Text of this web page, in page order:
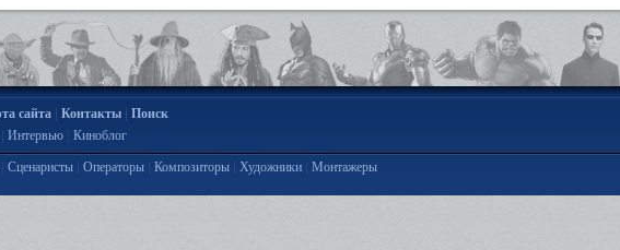
сайта| Контакты| Поиск
Интервью| Киноблог
Сценаристы| Операторы| Композиторы| Художники| Монтажеры